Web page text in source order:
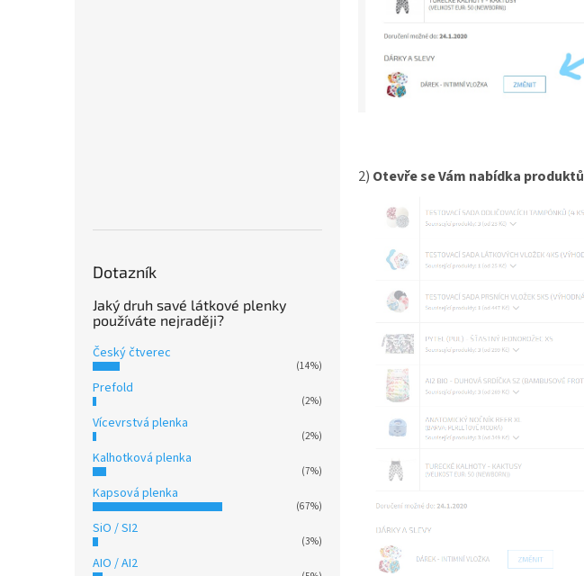
Dotazník
Jaký druh savé látkové plenky
používáte nejraději?
Český čtverec
(14%)
Prefold
(2%)
Vícevrstvá plenka
(2%)
Kalhotková plenka
(7%)
Kapsová plenka
(67%)
SiO / SI2
(3%)
AIO / AI2
2) Otevře se Vám nabídka produktů